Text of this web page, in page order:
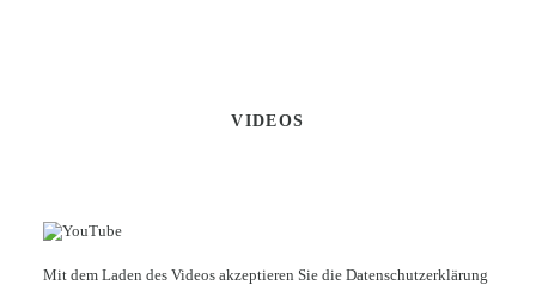
VIDEOS
Mit dem Laden des Videos akzeptieren Sie die Datenschutzerklärung